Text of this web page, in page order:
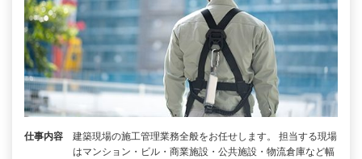
仕事内容
建築現場の施工管理業務全般をお任せします。 担当する現場
はマンション・ビル・商業施設・公共施設・物流倉庫など幅